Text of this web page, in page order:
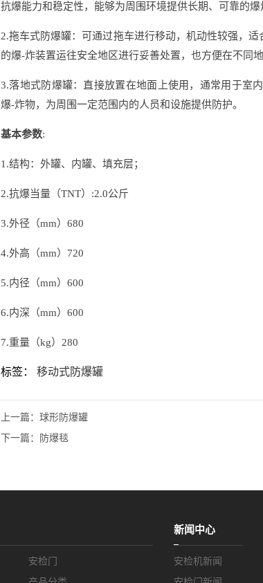
抗爆能力和稳定性，能够为周围环境提供长期、可靠的爆
2.拖车式防爆罐：可通过拖车进行移动，机动性较强，
的爆-炸装置运往安全地区进行妥善处置，也方便在不同
3.落地式防爆罐：直接放置在地面上使用，通常用于室
爆-炸物，为周围一定范围内的人员和设施提供防护。
基本参数:
1.结构：外罐、内罐、填充层；
2.抗爆当量（TNT）:2.0公斤
3.外径（mm）680
4.外高（mm）720
5.内径（mm）600
6.内深（mm）600
7.重量（kg）280
标签： 移动式防爆罐
上一篇： 球形防爆罐
下一篇：
防爆毯
安检门
新闻中心
安检机新闻